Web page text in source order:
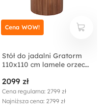
Stół do jadalni Gratorm
110x110 cm lamele orzech
2099 zł
Cena regularna: 2799 zł
Najniższa cena: 2799 zł
Cena WOW!